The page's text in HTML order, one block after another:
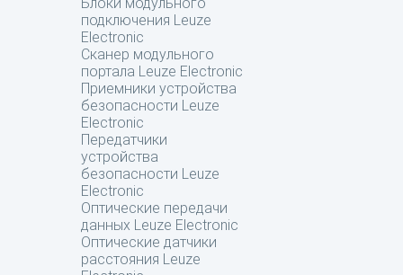
подключения Leuze
Electronic
Сканер модульного
портала Leuze Electronic
Приемники устройства
безопасности Leuze
Electronic
Передатчики
устройства
безопасности Leuze
Electronic
Оптические передачи
данных Leuze Electronic
Оптические датчики
расстояния Leuze